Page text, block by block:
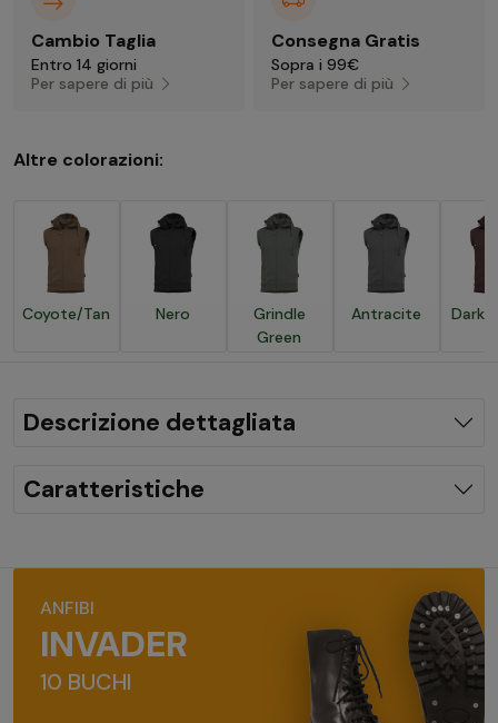
Cambio Taglia
Entro 14 giorni
Per sapere di più
Consegna Gratis
Sopra i 99€
Per sapere di più
Altre colorazioni:
Coyote/Tan Nero
Grindle
Green
Antracite Dark
Descrizione dettagliata
Caratteristiche
ANFIBI
INVADER
10 BUCHI